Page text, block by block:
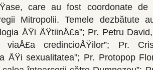
care au fost coordonate
Mitropolii. Temele dezbătu­te
ÅŸi ÅŸtiinÅ£a”; Pr. Petru
viaÅ£a credincioÅŸilor”; Pr.
ÅŸi sexualitatea”; Pr. Pro­topop